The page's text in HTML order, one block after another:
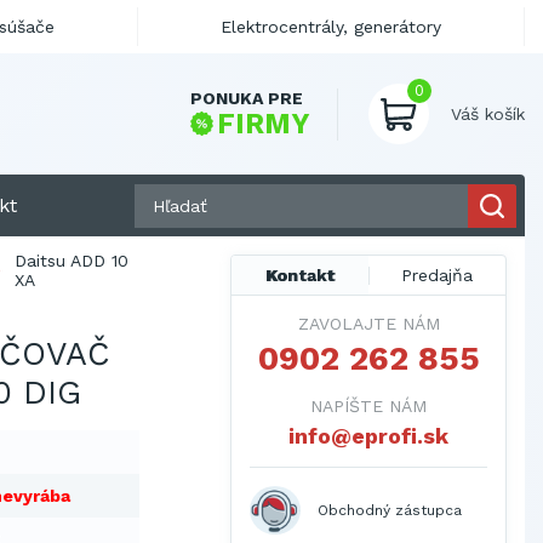
PONUKA PRE
FIRMY
0
Váš košík
Daitsu ADD 10
XA
DIG
Kontakt Predajňa
ZAVOLAJTE NÁM
0902 262 855
NAPÍŠTE NÁM
info@eprofi.sk
Obchodný zástupca
Elektrocentrály, generátory